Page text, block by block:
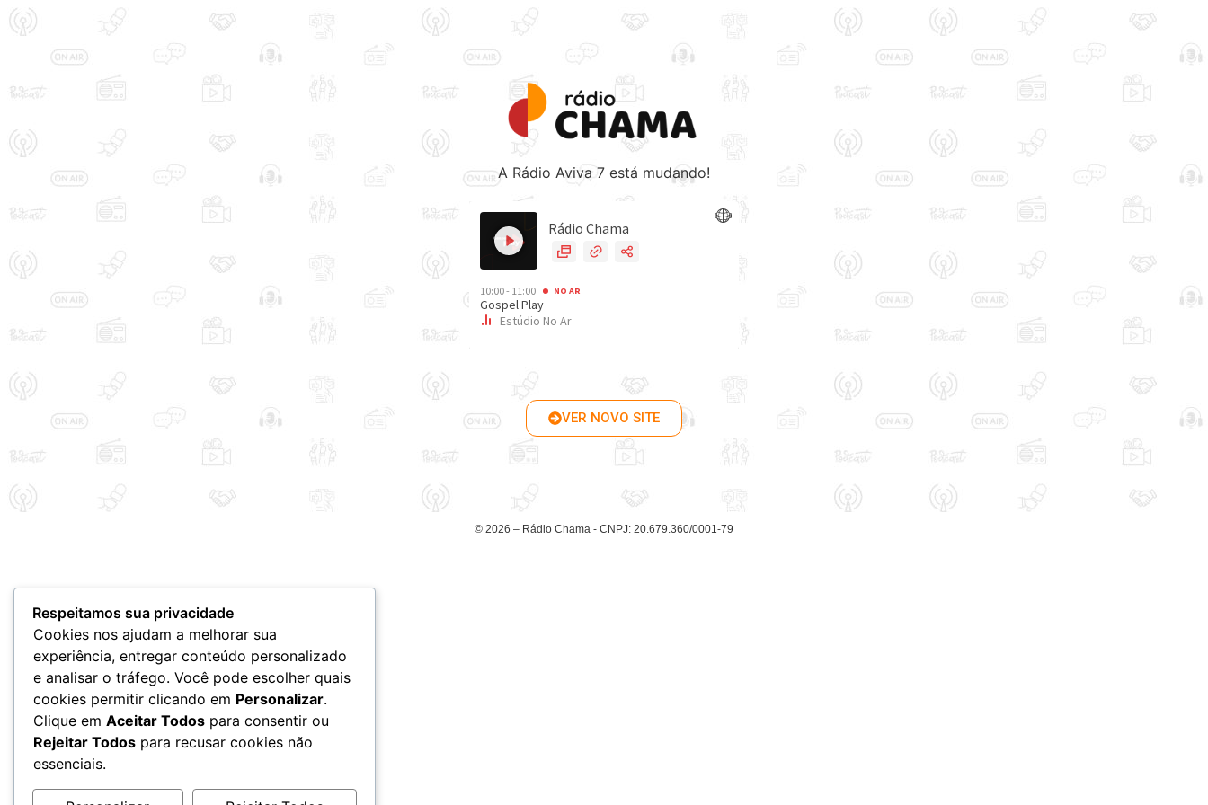
A Rádio Aviva 7 está mudando!
VER NOVO SITE
© 2026 – Rádio Chama - CNPJ: 20.679.360/0001-79
Respeitamos sua privacidade
Cookies nos ajudam a melhorar sua
experiência, entregar conteúdo personalizado
e analisar o tráfego. Você pode escolher quais
cookies permitir clicando em Personalizar.
Clique em Aceitar Todos para consentir ou
Rejeitar Todos para recusar cookies não
essenciais.